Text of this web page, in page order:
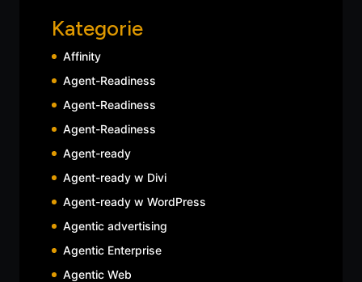
Kategorie
Affinity
Agent-Readiness
Agent-Readiness
Agent-Readiness
Agent-ready
Agent-ready w Divi
Agent-ready w WordPress
Agentic advertising
Agentic Enterprise
Agentic Web